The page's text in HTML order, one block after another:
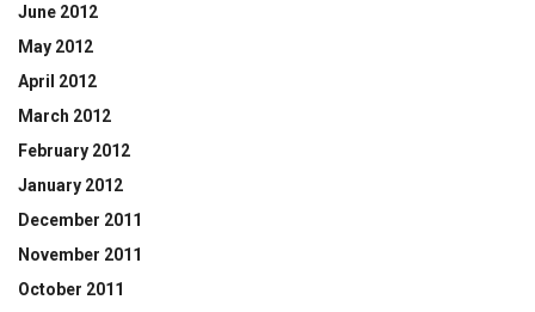
June 2012
May 2012
April 2012
March 2012
February 2012
January 2012
December 2011
November 2011
October 2011